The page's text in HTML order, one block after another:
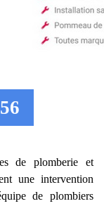
de plomberie et
une intervention
de plombiers